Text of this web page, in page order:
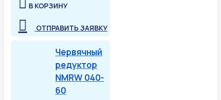
В КОРЗИНУ
ОТПРАВИТЬ ЗАЯВКУ
Червячный
редуктор
NMRW 040-
60